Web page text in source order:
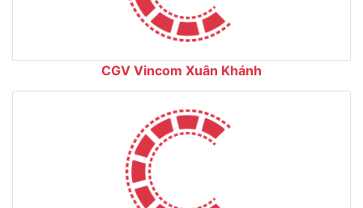
CGV Vincom Xuân Khánh